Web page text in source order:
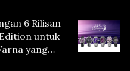
6 Rilisan
untuk
yang